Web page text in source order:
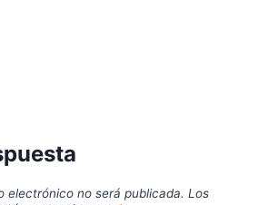
electrónico no será publicada. Los